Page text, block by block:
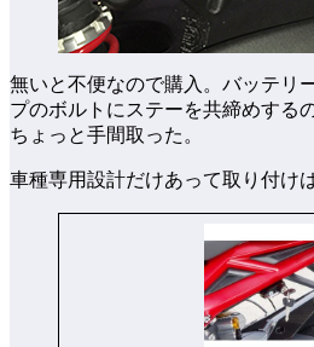
無いと不便なので購入。バッテリ
プのボルトにステーを共締めする
ちょっと手間取った。
車種専用設計だけあって取り付け